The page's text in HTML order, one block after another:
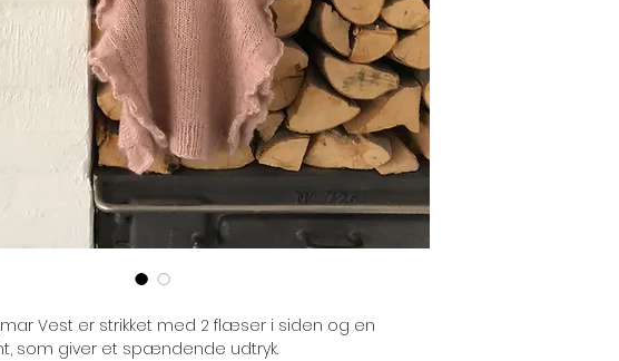
Vest er strikket med 2 flæser i siden og en
som giver et spændende udtryk.